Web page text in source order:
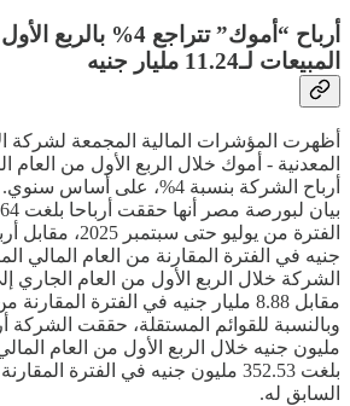
أرباح “أموك” تتراجع 4%
المبيعات لـ11.24 مليار جنيه
أظهرت المؤشرات المالية المجمعة لشركة
المعدنية - أموك خلال الربع الأول من العام
أرباح الشركة بنسبة 4%،
جنيه في الفترة المقارنة من العام المالي
مقابل 8.88 مليار جنيه في الفترة
مليون جنيه خلال الربع الأول من العام
بلغت 352.53 مليون جنيه في الفترة
السابق له.